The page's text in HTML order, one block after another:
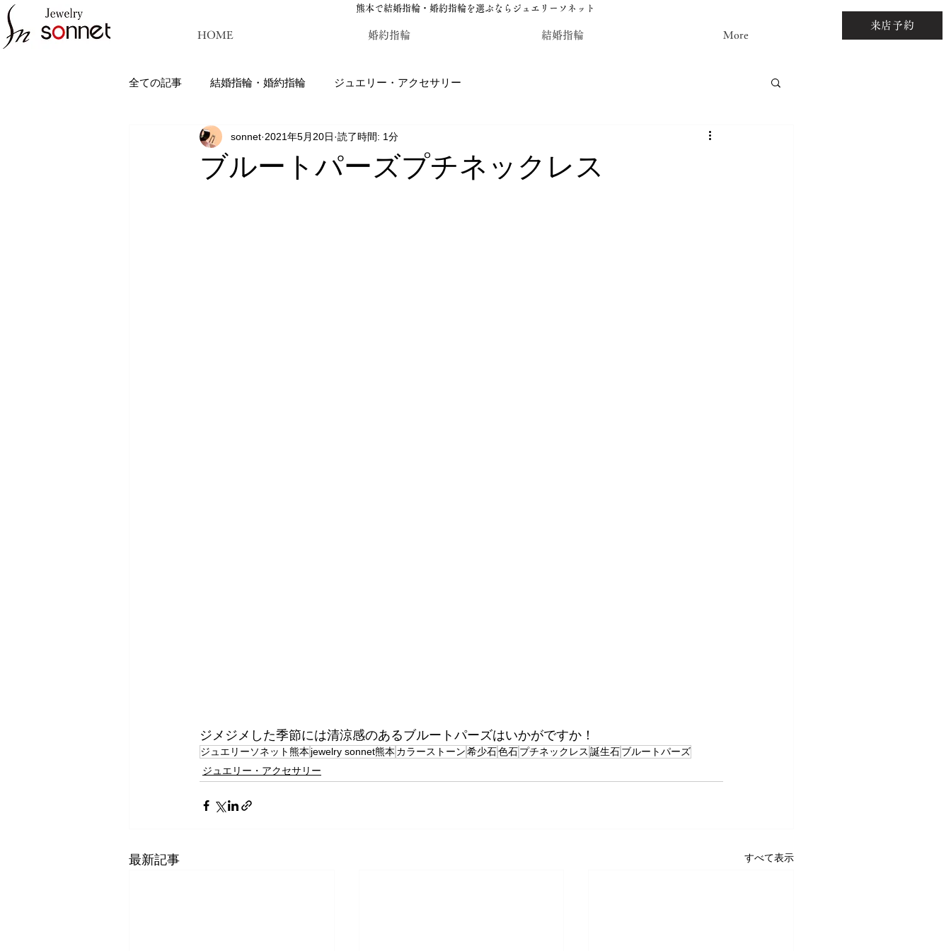
熊本で結婚指輪・婚約指輪を選ぶならジュエリーソネット
HOME 婚約指輪 結婚指輪 More
来店予約
全ての記事 結婚指輪・婚約指輪 ジュエリー・アクセサリー
ジュエリーソネット熊本：結婚指輪・婚約指輪のジュエリーソネット熊本 カラーストーン・レアストーンルース
ブルートパーズプチネックレス
sonnet 2021年5月20日 読了時間: 1分
ジメジメした季節には清涼感のあるブルートパーズはいかがですか！
ジュエリーソネット熊本 jewelry sonnet熊本 カラーストーン希少石色石プチネックレス 誕生石ブルートパーズ
ジュエリー・アクセサリー
最新記事 すべて表示